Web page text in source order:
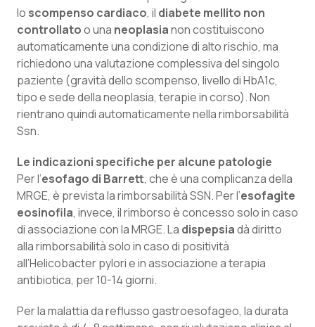
Salute orale & impianti
Sangue & coagulazione
Tiroide
Tumore al seno
Tumore ovarico
Tumori del Polmone & Testa Collo
Tumori gastrointestinali
Ulcera & Reflusso
Vaccini
lo scompenso cardiaco, il diabete mellito non
controllatoo una neoplasianon costituiscono
automaticamente una condizione di alto rischio, ma
richiedono una valutazione complessiva del singolo
paziente (gravità dello scompenso, livello di HbA1c,
tipo e sede della neoplasia, terapie in corso). Non
rientrano quindi automaticamente nella rimborsabilità
Ssn.
Le indicazioni specifiche per alcune patologie
Per l’esofago di Barrett, che è una complicanza della
MRGE, è prevista la rimborsabilità SSN. Per l’esofagite
eosinofila, invece, il rimborso è concesso solo in caso
di associazione con la MRGE. La dispepsiadà diritto
alla rimborsabilità solo in caso di positività
all’Helicobacter pylori e in associazione a terapia
antibiotica, per 10-14 giorni.
Per la malattia da reflusso gastroesofageo, la durata